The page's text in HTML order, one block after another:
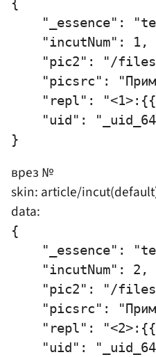
"_essence":
    "incutNum": 1,
"pic2": "/
"picsrc":
"repl":
"uid":
врез №
skin: article/
data:
{
"_essence":
    "incutNum": 2,
"pic2": "/
"picsrc":
"repl":
"uid":